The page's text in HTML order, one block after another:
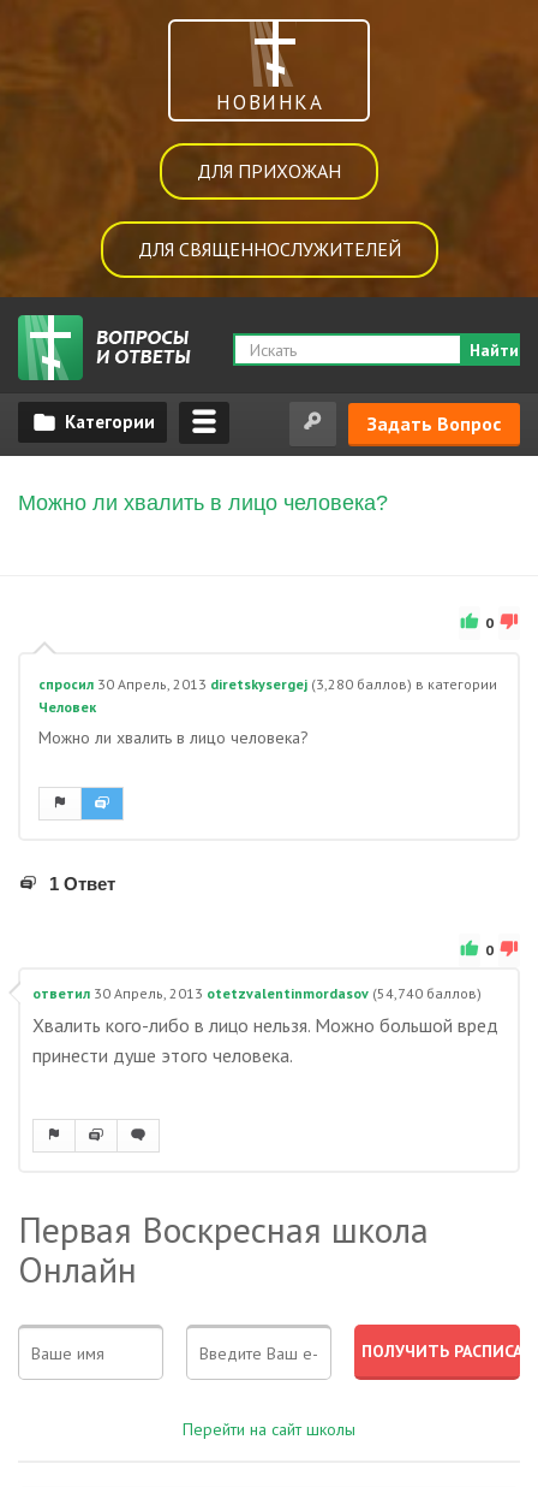
НОВИНКА
ДЛЯ ПРИХОЖАН
ДЛЯ СВЯЩЕННОСЛУЖИТЕЛЕЙ
Найти
Задать Вопрос
Можно ли хвалить в лицо человека?
0
спросил 30 Апрель, 2013 diretskysergej (3,280 баллов) в категории
Человек
Можно ли хвалить в лицо человека?
1 Ответ
0
ответил 30 Апрель, 2013 otetzvalentinmordasov (54,740 баллов)
Хвалить кого-либо в лицо нельзя. Можно большой вред
принести душе этого человека.
Первая Воскресная школа
Онлайн
Перейти на сайт школы